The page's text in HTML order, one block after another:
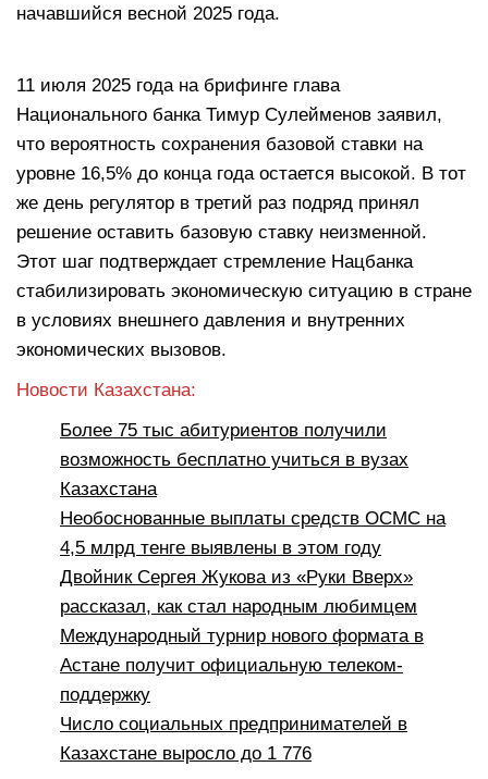
начавшийся весной 2025 года.
11 июля 2025 года на брифинге глава
Национального банка Тимур Сулейменов заявил,
что вероятность сохранения базовой ставки на
уровне 16,5% до конца года остается высокой. В тот
же день регулятор в третий раз подряд принял
решение оставить базовую ставку неизменной.
Этот шаг подтверждает стремление Нацбанка
стабилизировать экономическую ситуацию в стране
в условиях внешнего давления и внутренних
экономических вызовов.
Новости Казахстана:
Более 75 тыс абитуриентов получили
возможность бесплатно учиться в вузах
Казахстана
Необоснованные выплаты средств ОСМС на
4,5 млрд тенге выявлены в этом году
Двойник Сергея Жукова из «Руки Вверх»
рассказал, как стал народным любимцем
Международный турнир нового формата в
Астане получит официальную телеком-
поддержку
Число социальных предпринимателей в
Казахстане выросло до 1 776